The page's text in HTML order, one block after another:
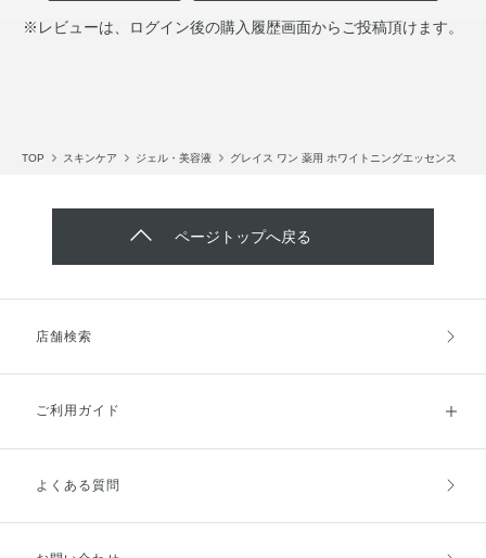
※レビューは、ログイン後の購入履歴画面からご投稿頂けます。
TOP スキンケア ジェル・美容液 グレイス ワン 薬用 ホワイトニングエッセンス
ページトップへ戻る
店舗検索
ご利用ガイド
ご利用ガイドトップ
よくある質問